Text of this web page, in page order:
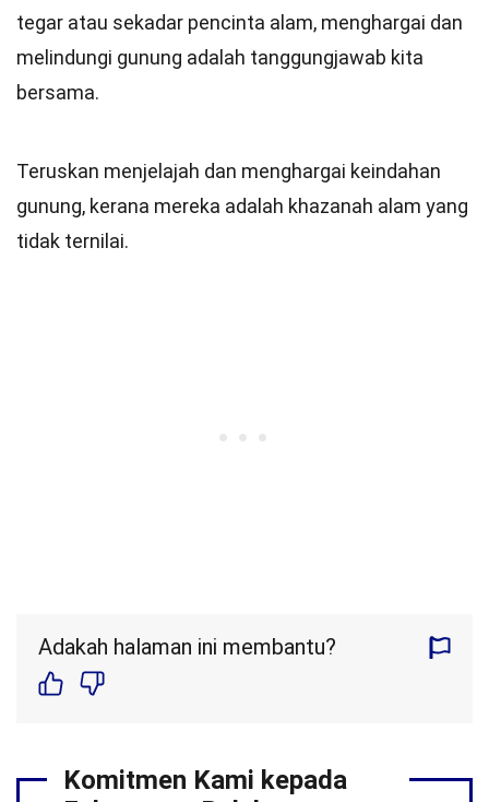
tegar atau sekadar pencinta alam, menghargai dan
melindungi gunung adalah tanggungjawab kita
bersama.
Teruskan menjelajah dan menghargai keindahan
gunung, kerana mereka adalah khazanah alam yang
tidak ternilai.
Adakah halaman ini membantu?
Komitmen Kami kepada